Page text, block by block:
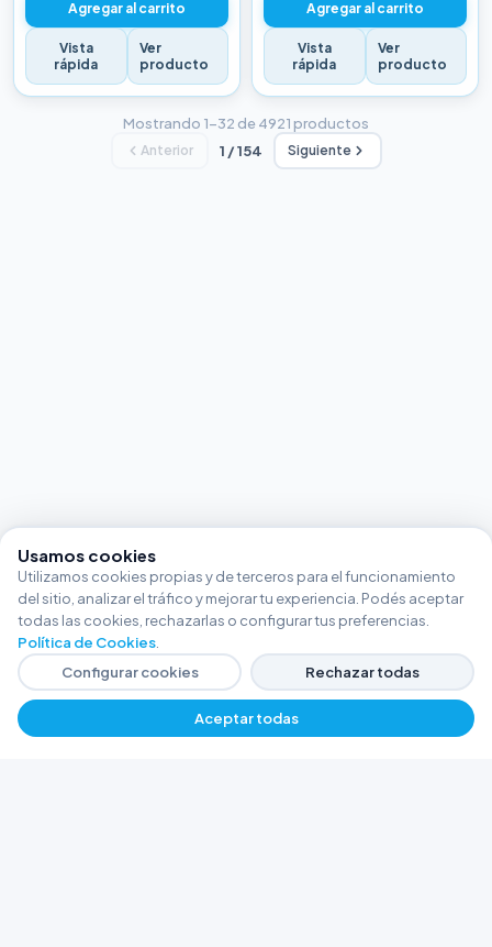
Agregar al carrito
Vista
rápida
Ver
producto
Agregar al carrito
Vista
rápida
Ver
producto
Mostrando 1–32 de 4921 productos
Anterior 1 / 154 Siguiente
Usamos cookies
Utilizamos cookies propias y de terceros para el funcionamiento
del sitio, analizar el tráfico y mejorar tu experiencia. Podés aceptar
todas las cookies, rechazarlas o configurar tus preferencias.
Política de Cookies
Configurar cookies
Rechazar todas
Aceptar todas